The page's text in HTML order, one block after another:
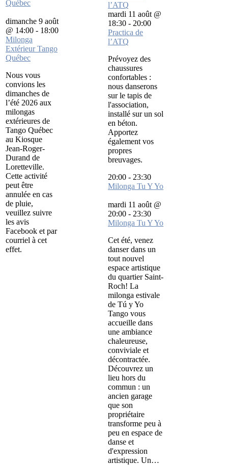
Québec
dimanche 9 août
@ 14:00 - 18:00
Milonga
Extérieur Tango
Québec
Nous vous
convions les
dimanches de
l’été 2026 aux
milongas
extérieures de
Tango Québec
au Kiosque
Jean-Roger-
Durand de
Loretteville.
Cette activité
peut être
annulée en cas
de pluie,
veuillez suivre
les avis
Facebook et par
courriel à cet
effet.
l’ATQ
mardi 11 août @
18:30 - 20:00
Practica de
l’ATQ
Prévoyez des
chaussures
confortables :
nous danserons
sur le tapis de
l'association,
installé sur un sol
en béton.
Apportez
également vos
propres
breuvages.
20:00 - 23:30
Milonga Tu Y Yo
mardi 11 août @
20:00 - 23:30
Milonga Tu Y Yo
Cet été, venez
danser dans un
tout nouvel
espace artistique
du quartier Saint-
Roch! La
milonga estivale
de Tú y Yo
Tango vous
accueille dans
une ambiance
chaleureuse,
conviviale et
décontractée.
Découvrez un
lieu hors du
commun : un
ancien garage
que son
propriétaire
transforme peu à
peu en espace de
danse et
d'expression
artistique. Un…